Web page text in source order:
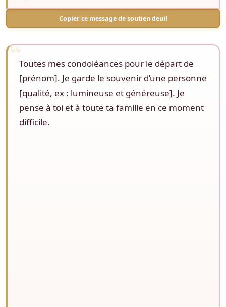
Copier ce message de soutien deuil
Toutes mes condoléances pour le départ de
[prénom]. Je garde le souvenir d’une personne
[qualité, ex : lumineuse et généreuse]. Je
pense à toi et à toute ta famille en ce moment
difficile.